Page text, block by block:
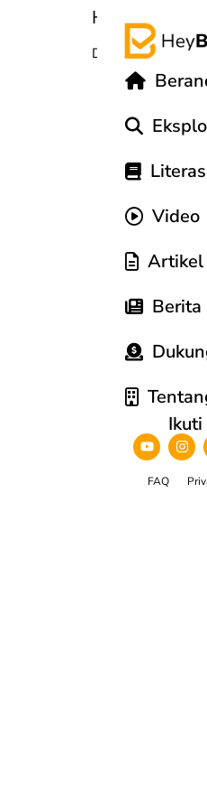
Video
Artikel
Berita
FAQ
Huruf:W
Dapatkan